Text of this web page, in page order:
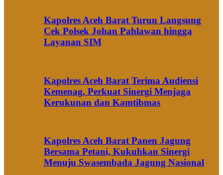
Kapolres Aceh Barat Turun Langsung
Cek Polsek Johan Pahlawan hingga
Layanan SIM
Kapolres Aceh Barat Terima Audiensi
Kemenag, Perkuat Sinergi Menjaga
Kerukunan dan Kamtibmas
Kapolres Aceh Barat Panen Jagung
Bersama Petani, Kukuhkan Sinergi
Menuju Swasembada Jagung Nasional